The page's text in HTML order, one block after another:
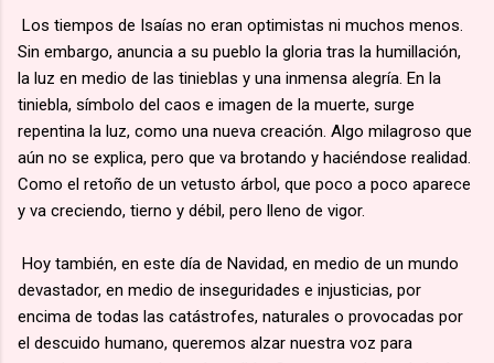
Los tiempos de Isaías no eran optimistas ni muchos menos.
Sin embargo, anuncia a su pueblo la gloria tras la humillación,
la luz en medio de las tinieblas y una inmensa alegría. En la
tiniebla, símbolo del caos e imagen de la muerte, surge
repentina la luz, como una nueva creación. Algo milagroso que
aún no se explica, pero que va brotando y haciéndose realidad.
Como el retoño de un vetusto árbol, que poco a poco aparece
y va creciendo, tierno y débil, pero lleno de vigor.
Hoy también, en este día de Navidad, en medio de un mundo
devastador, en medio de inseguridades e injusticias, por
encima de todas las catástrofes, naturales o provocadas por
el descuido humano, queremos alzar nuestra voz para